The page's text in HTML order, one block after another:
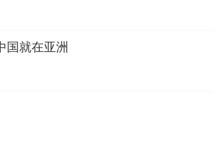
国就在亚洲